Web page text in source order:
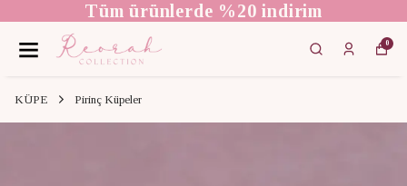
Tüm ürünlerde %20 indirim
0
KÜPE Pirinç Küpeler